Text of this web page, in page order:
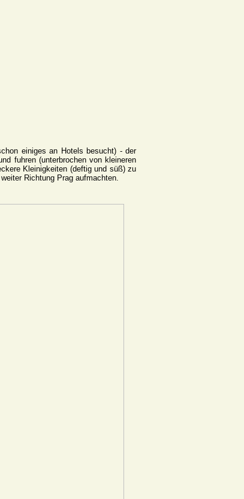
einiges an Hotels besucht) - der
fuhren (unterbrochen von kleineren
Kleinigkeiten (deftig und süß) zu
Richtung Prag aufmachten.